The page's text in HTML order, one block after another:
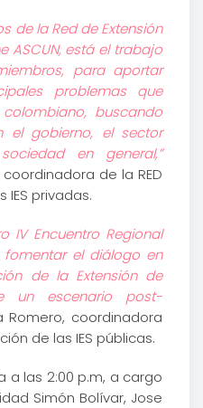
de la Red de Extensión
ASCUN, está el trabajo
para aportar
problemas que
buscando
el gobierno, el sector
en general,”
de la RED
privadas.
IV Encuentro Regional
el diálogo en
de la Extensión de
escenario post-
Romero, coordinadora
de las IES públicas.
a las 2:00 p.m, a cargo
Simón Bolívar, Jose